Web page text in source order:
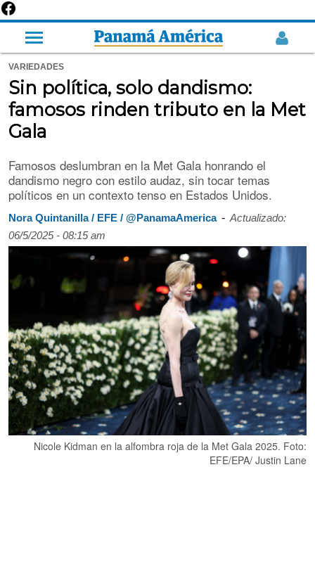
VARIEDADES
Sin política, solo dandismo:
famosos rinden tributo en la Met
Gala
Famosos deslumbran en la Met Gala honrando el
dandismo negro con estilo audaz, sin tocar temas
políticos en un contexto tenso en Estados Unidos.
Nora Quintanilla / EFE / @PanamaAmerica - Actualizado:
06/5/2025 - 08:15 am
Nicole Kidman en la alfombra roja de la Met Gala 2025. Foto:
EFE/EPA/ Justin Lane